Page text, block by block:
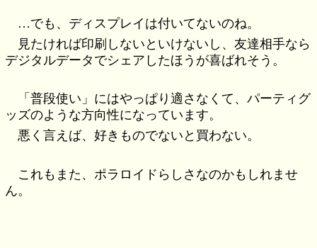
…でも、ディスプレイは付いてないのね。
見たければ印刷しないといけないし、友達相手なら
デジタルデータでシェアしたほうが喜ばれそう。
「普段使い」にはやっぱり適さなくて、パーティグ
ッズのような方向性になっています。
悪く言えば、好きものでないと買わない。
これもまた、ポラロイドらしさなのかもしれませ
ん。